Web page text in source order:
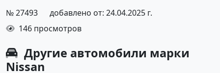
№ 27493
добавлено от: 24.04.2025 г.
146 просмотров
Другие автомобили марки
Nissan